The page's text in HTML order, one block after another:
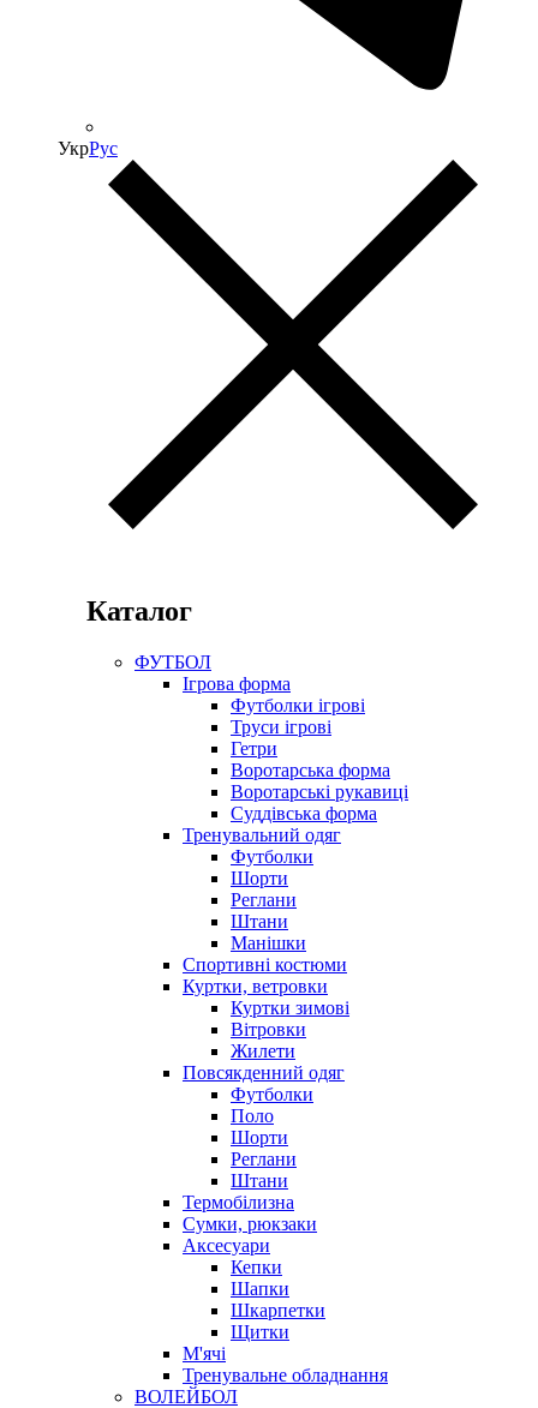
УкрРус
Каталог
ФУТБОЛ
Ігрова форма
Футболки ігрові
Труси ігрові
Гетри
Воротарська форма
Воротарські рукавиці
Суддівська форма
Тренувальний одяг
Футболки
Шорти
Реглани
Штани
Манішки
Спортивні костюми
Куртки, ветровки
Куртки зимові
Вітровки
Жилети
Повсякденний одяг
Футболки
Поло
Шорти
Реглани
Штани
Термобілизна
Сумки, рюкзаки
Аксесуари
Кепки
Шапки
Шкарпетки
Щитки
М'ячі
Тренувальне обладнання
ВОЛЕЙБОЛ